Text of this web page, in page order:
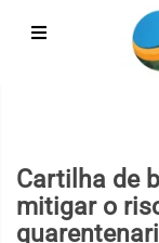
Cartilha de
mitigar o